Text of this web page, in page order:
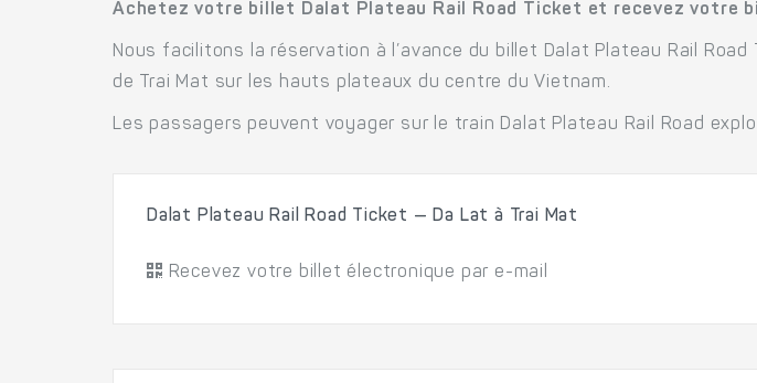
Achetez votre billet Dalat Plateau Rail Road Ticket et recevez votre
Nous facilitons la réservation à l’avance du billet Dalat Plateau Rail
de Trai Mat sur les hauts plateaux du centre du Vietnam.
Les passagers peuvent voyager sur le train Dalat Plateau Rail Road
Dalat Plateau Rail Road Ticket — Da Lat à Trai Mat
Recevez votre billet électronique par e-mail